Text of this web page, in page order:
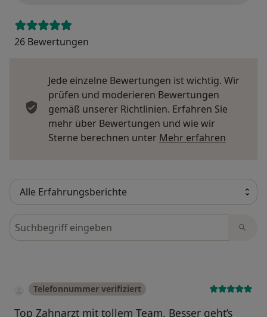
26 Bewertungen
Jede einzelne Bewertungen ist wichtig. Wir
prüfen und moderieren Bewertungen
gemäß unserer Richtlinien. Erfahren Sie
mehr über Bewertungen und wie wir
Sterne berechnen unter Mehr erfahren
Bewertungen durchsuchen
Telefonnummer verifiziert
Top Zahnarzt mit tollem Team. Besser geht’s